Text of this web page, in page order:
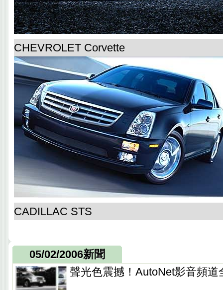
CHEVROLET Corvette
CADILLAC STS
05/02/2006新聞
聲光色震撼！AutoNet影音頻道